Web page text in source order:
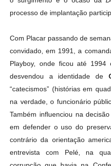
processo de implantação
Com Placar passando de
convidado, em 1991, a
Playboy, onde ficou até 1994
desvendou a identidade de
“catecismos” (histórias em
na verdade, o funcionário
Também influenciou na
em defender o uso do
contrário da orientação
entrevista com Pelé, na